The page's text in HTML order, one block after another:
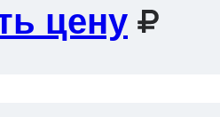
цену